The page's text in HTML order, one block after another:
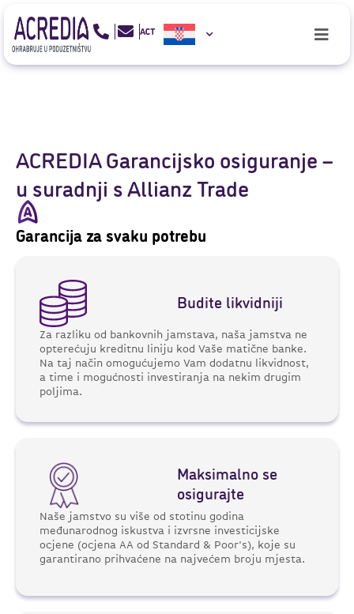
ACREDIA Garancijsko osiguranje –
u suradnji s Allianz Trade
Garancija za svaku potrebu
Budite likvidniji
Za razliku od bankovnih jamstava, naša jamstva ne
opterećuju kreditnu liniju kod Vaše matične banke.
Na taj način omogućujemo Vam dodatnu likvidnost,
a time i mogućnosti investiranja na nekim drugim
poljima.
Maksimalno se
osigurajte
Naše jamstvo su više od stotinu godina
međunarodnog iskustva i izvrsne investicijske
ocjene (ocjena AA od Standard & Poor's), koje su
garantirano prihvaćene na najvećem broju mjesta.